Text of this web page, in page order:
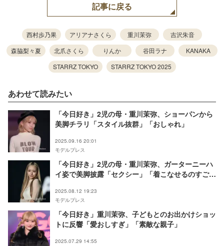
記事に戻る
西村歩乃果 アリアナさくら 重川茉弥
吉沢朱音
森脇梨々夏
北爪さくら りんか 谷田ラナ
KANAKA
STARRZ TOKYO
STARRZ TOKYO 2025
あわせて読みたい
「今日好き」2児の母・重川茉弥、ショーパンから
美脚チラリ「スタイル抜群」「おしゃれ」
2025.09.16 20:01
モデルプレス
「今日好き」2児の母・重川茉弥、ガーターニーハ
イ姿で美脚披露「セクシー」「着こなせるのすご
2025.08.12 19:23
モデルプレス
「今日好き」重川茉弥、子どもとのお出かけショッ
トに反響「愛おしすぎ」「素敵な親子」
2025.07.29 14:55